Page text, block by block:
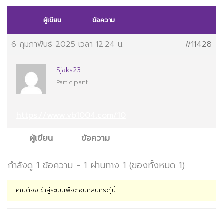
ผู้เขียน ข้อความ
6 กุมภาพันธ์ 2025 เวลา 12:24 น. #11428
Sjaks23
Participant
ผู้เขียน
ข้อความ
กำลังดู 1 ข้อความ - 1 ผ่านทาง 1 (ของทั้งหมด 1)
คุณต้องเข้าสู่ระบบเพื่อตอบกลับกระทู้นี้